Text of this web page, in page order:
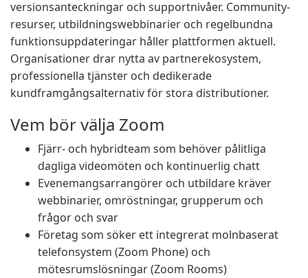
versionsanteckningar och supportnivåer. Community-
resurser, utbildningswebbinarier och regelbundna
funktionsuppdateringar håller plattformen aktuell.
Organisationer drar nytta av partnerekosystem,
professionella tjänster och dedikerade
kundframgångsalternativ för stora distributioner.
Vem bör välja Zoom
Fjärr- och hybridteam som behöver pålitliga
dagliga videomöten och kontinuerlig chatt
Evenemangsarrangörer och utbildare kräver
webbinarier, omröstningar, grupperum och
frågor och svar
Företag som söker ett integrerat molnbaserat
telefonsystem (Zoom Phone) och
mötesrumslösningar (Zoom Rooms)